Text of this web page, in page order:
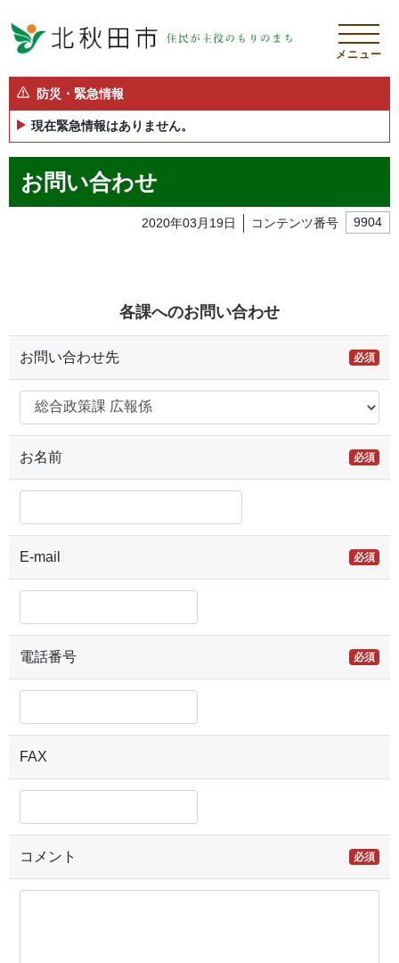
メニュー
防災・緊急情報
現在緊急情報はありません。
お問い合わせ
2020年03月19日 コンテンツ番号 9904
各課へのお問い合わせ
お問い合わせ先 必須
お名前 必須
E-mail 必須
電話番号 必須
FAX
コメント 必須